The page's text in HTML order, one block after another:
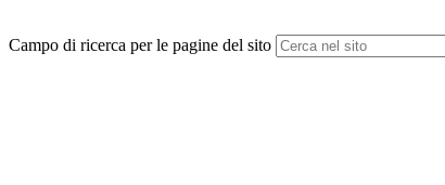
Campo di ricerca per le pagine del sito